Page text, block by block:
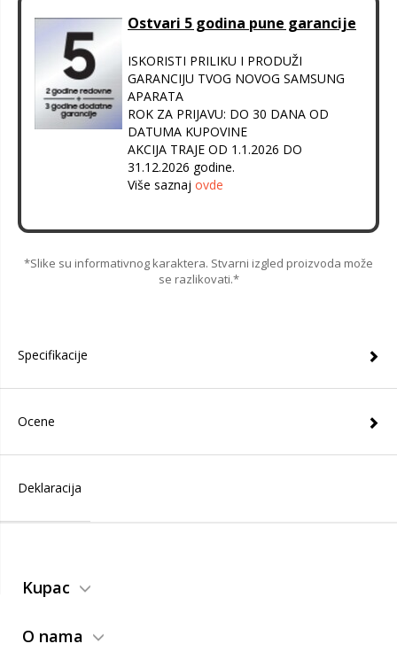
Ostvari 5 godina pune garancije
ISKORISTI PRILIKU I PRODUŽI
GARANCIJU TVOG NOVOG SAMSUNG
APARATA
ROK ZA PRIJAVU: DO 30 DANA OD
DATUMA KUPOVINE
AKCIJA TRAJE OD 1.1.2026 DO
31.12.2026 godine.
Više saznaj ovde
*Slike su informativnog karaktera. Stvarni izgled proizvoda može
se razlikovati.*
Specifikacije
Ocene
Deklaracija
Kupac
O nama